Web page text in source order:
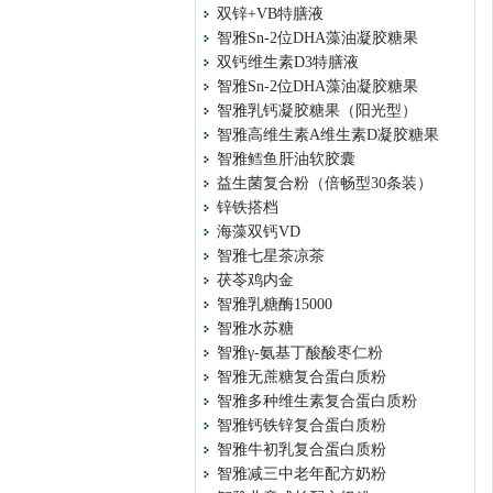
双锌+VB特膳液
智雅Sn-2位DHA藻油凝胶糖果
双钙维生素D3特膳液
智雅Sn-2位DHA藻油凝胶糖果
智雅乳钙凝胶糖果（阳光型）
智雅高维生素A维生素D凝胶糖果
智雅鳕鱼肝油软胶囊
益生菌复合粉（倍畅型30条装）
锌铁搭档
海藻双钙VD
智雅七星茶凉茶
茯苓鸡内金
智雅乳糖酶15000
智雅水苏糖
智雅γ-氨基丁酸酸枣仁粉
智雅无蔗糖复合蛋白质粉
智雅多种维生素复合蛋白质粉
智雅钙铁锌复合蛋白质粉
智雅牛初乳复合蛋白质粉
智雅减三中老年配方奶粉